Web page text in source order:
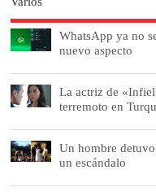
WhatsApp ya no
nuevo aspecto
La actriz de
terremoto en
Un hombre
un escándalo